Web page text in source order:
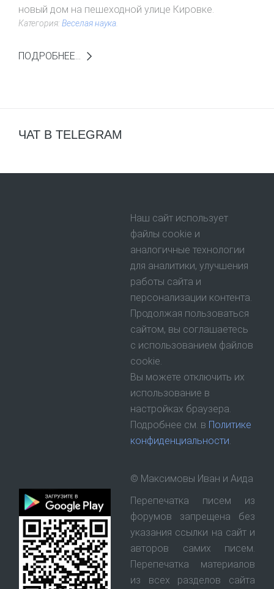
новый дом на пешеходной улице Кировке.
Категория: Веселая наука
ПОДРОБНЕЕ...
ЧАТ В TELEGRAM
Наш сайт использует
файлы cookie и
аналогичные технологии
для аналитики, улучшения
работы сайта и
персонализации контента.
Продолжая пользоваться
сайтом, вы соглашаетесь
с использованием файлов
cookie.
Вы можете отключить их
использование в
настройках браузера.
Подробнее см. в Политике
конфиденциальности
© Максимовы Иван и Аида
Перепечатка писем из
форумов запрещена без
указания ссылки на сайт и
авторов самих писем.
Перепечатка материалов
из всех разделов сайта